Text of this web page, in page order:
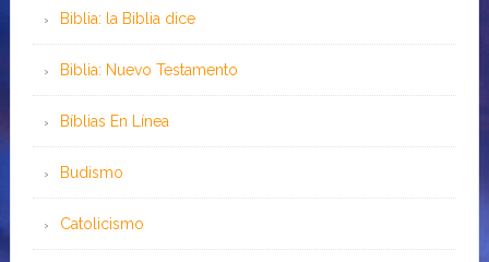
Biblia: la Biblia dice
Biblia: Nuevo Testamento
Bíblias En Línea
Budismo
Catolicismo